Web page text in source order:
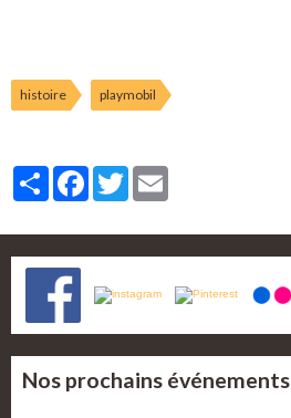
histoire playmobil
PartagerFacebook
Twitter
Nos prochains événements